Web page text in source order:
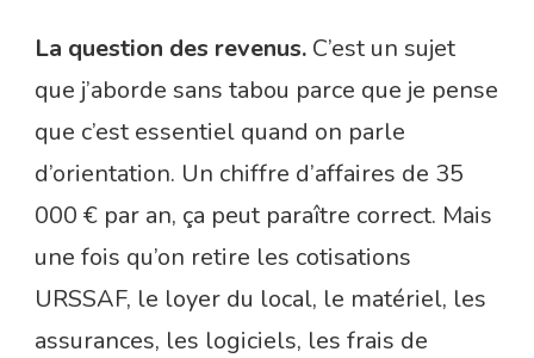
La question des revenus. C’est un sujet
que j’aborde sans tabou parce que je pense
que c’est essentiel quand on parle
d’orientation. Un chiffre d’affaires de 35
000 € par an, ça peut paraître correct. Mais
une fois qu’on retire les cotisations
URSSAF, le loyer du local, le matériel, les
assurances, les logiciels, les frais de